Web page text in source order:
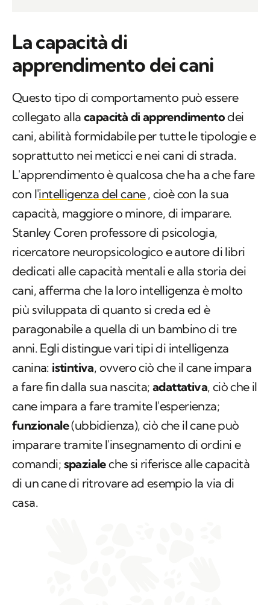
La capacità di
apprendimento dei cani
Questo tipo di comportamento può essere
collegato allacapacità di apprendimentodei
cani, abilità formidabile per tutte le tipologie e
soprattutto nei meticci e nei cani di strada.
L'apprendimento è qualcosa che ha a che fare
con l'intelligenza del cane, cioè con la sua
capacità, maggiore o minore, di imparare.
Stanley Coren professore di psicologia,
ricercatore neuropsicologico e autore di libri
dedicati alle capacità mentali e alla storia dei
cani, afferma che la loro intelligenza è molto
più sviluppata di quanto si creda ed è
paragonabile a quella di un bambino di tre
anni. Egli distingue vari tipi di intelligenza
canina: istintiva, ovvero ciò che il cane impara
a fare fin dalla sua nascita; adattativa, ciò che il
cane impara a fare tramite l'esperienza;
funzionale(ubbidienza), ciò che il cane può
imparare tramite l'insegnamento di ordini e
comandi; spazialeche si riferisce alle capacità
di un cane di ritrovare ad esempio la via di
casa.